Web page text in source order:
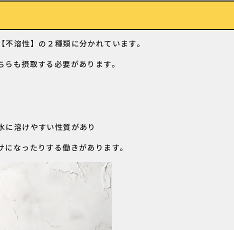
溶性】の２種類に分かれています。
も摂取する必要があります。
に溶けやすい性質があり
なったりする働きがあります。